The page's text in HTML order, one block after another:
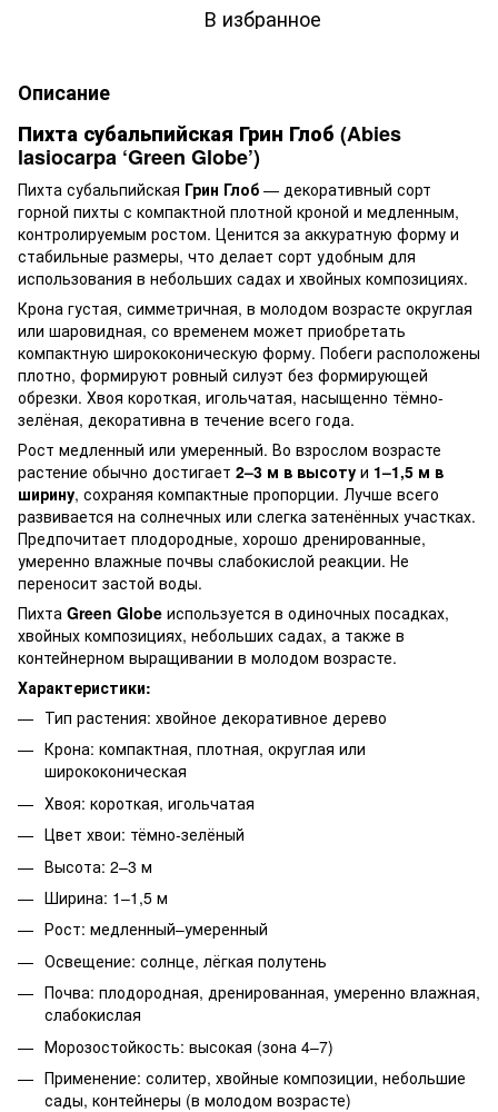
В избранное
Описание
Пихта субальпийская Грин Глоб (Abies
lasiocarpa ‘Green Globe’)
Пихта субальпийская Грин Глоб — декоративный сорт
горной пихты с компактной плотной кроной и медленным,
контролируемым ростом. Ценится за аккуратную форму и
стабильные размеры, что делает сорт удобным для
использования в небольших садах и хвойных композициях.
Крона густая, симметричная, в молодом возрасте округлая
или шаровидная, со временем может приобретать
компактную ширококоническую форму. Побеги расположены
плотно, формируют ровный силуэт без формирующей
обрезки. Хвоя короткая, игольчатая, насыщенно тёмно-
зелёная, декоративна в течение всего года.
Рост медленный или умеренный. Во взрослом возрасте
растение обычно достигает 2–3 м в высоту и 1–1,5 м в
ширину, сохраняя компактные пропорции. Лучше всего
развивается на солнечных или слегка затенённых участках.
Предпочитает плодородные, хорошо дренированные,
умеренно влажные почвы слабокислой реакции. Не
переносит застой воды.
Пихта Green Globe используется в одиночных посадках,
хвойных композициях, небольших садах, а также в
контейнерном выращивании в молодом возрасте.
Характеристики:
Тип растения: хвойное декоративное дерево
Крона: компактная, плотная, округлая или
ширококоническая
Хвоя: короткая, игольчатая
Цвет хвои: тёмно-зелёный
Высота: 2–3 м
Ширина: 1–1,5 м
Рост: медленный–умеренный
Освещение: солнце, лёгкая полутень
Почва: плодородная, дренированная, умеренно влажная,
слабокислая
Морозостойкость: высокая (зона 4–7)
Применение: солитер, хвойные композиции, небольшие
сады, контейнеры (в молодом возрасте)